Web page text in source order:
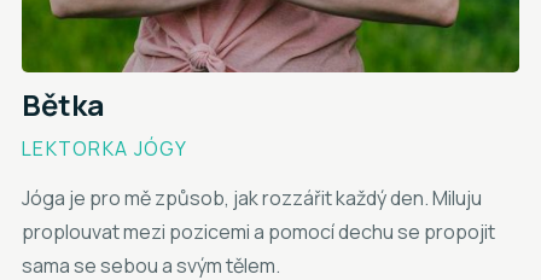
Bětka
LEKTORKA JÓGY
Jóga je pro mě způsob, jak rozzářit každý den. Miluju
proplouvat mezi pozicemi a pomocí dechu se propojit
sama se sebou a svým tělem.